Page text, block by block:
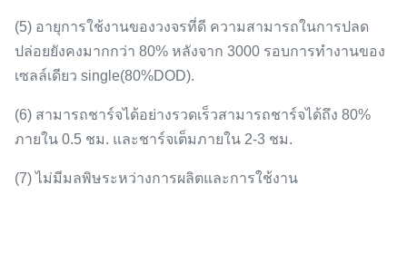
(5) อายุการใช้งานของวงจรที่ดี ความสามารถในการปลด
ปล่อยยังคงมากกว่า 80% หลังจาก 3000 รอบการทำงานของ
เซลล์เดียว single(80%DOD).
(6) สามารถชาร์จได้อย่างรวดเร็วสามารถชาร์จได้ถึง 80%
ภายใน 0.5 ชม. และชาร์จเต็มภายใน 2-3 ชม.
(7)ไม่มีมลพิษระหว่างการผลิตและการใช้งาน